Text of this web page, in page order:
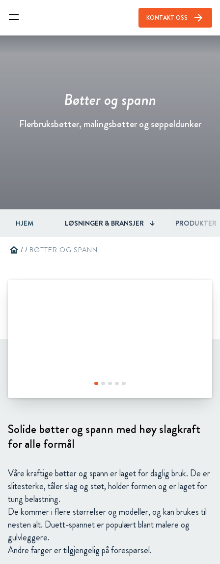
KONTAKT OSS arrow_forward
Bøtter og spann
Flerbruksbøtter, malingsbøtter og søppeldunker
HJEM LØSNINGER & BRANSJER PRODUKTER
home / / BØTTER OG SPANN
Solide bøtter og spann med høy slagkraft
for alle formål
Våre kraftige bøtter og spann er laget for daglig bruk. De er
slitesterke, tåler slag og støt, holder formen og er laget for
tung belastning.
De kommer i flere størrelser og modeller, og kan brukes til
nesten alt. Duett-spannet er populært blant malere og
gulvleggere.
Andre farger er tilgjengelig på forespørsel.